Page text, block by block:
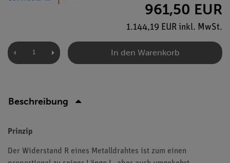
961,50 EUR
1.144,19 EUR inkl. MwSt.
In den Warenkorb
Beschreibung
Prinzip
Der Widerstand R eines Metalldrahtes ist zum einen